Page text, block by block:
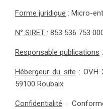
Forme juridique : Micro-
N° SIRET : 853 536 753
Responsable publications
Hébergeur du site : OVH
59100 Roubaix.
Confidentialité :